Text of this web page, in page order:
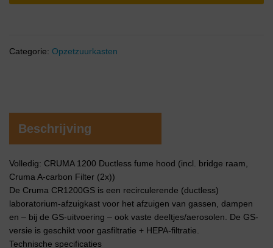
Categorie: Opzetzuurkasten
Beschrijving
Volledig: CRUMA 1200 Ductless fume hood (incl. bridge raam,
Cruma A-carbon Filter (2x))
De Cruma CR1200GS is een recirculerende (ductless)
laboratorium-afzuigkast voor het afzuigen van gassen, dampen
en – bij de GS-uitvoering – ook vaste deeltjes/aerosolen. De GS-
versie is geschikt voor gasfiltratie + HEPA-filtratie.
Technische specificaties